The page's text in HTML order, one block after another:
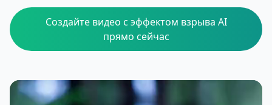
Создайте видео с эффектом взрыва AI
прямо сейчас